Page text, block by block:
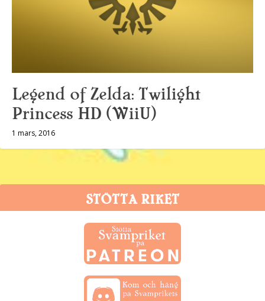
Legend of Zelda: Twilight
Princess HD (WiiU)
1 mars, 2016
STÖTTA RIKET